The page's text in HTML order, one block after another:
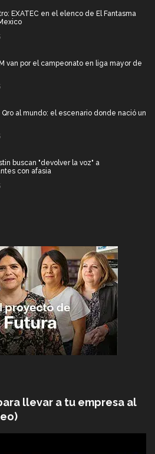
EXATEC en el elenco de El Fantasma
van por el campeonato en liga mayor de
Qro al mundo: el escenario donde nació un
buscan "devolver la voz" a
con afasia
llevar a tu empresa al